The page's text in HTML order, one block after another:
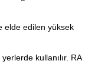
elde edilen yüksek
kullanılır. RA